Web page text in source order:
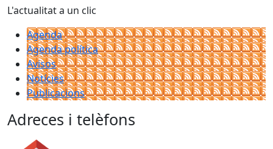
L'actualitat a un clic
Agenda
Agenda política
Avisos
Notícies
Publicacions
Adreces i telèfons